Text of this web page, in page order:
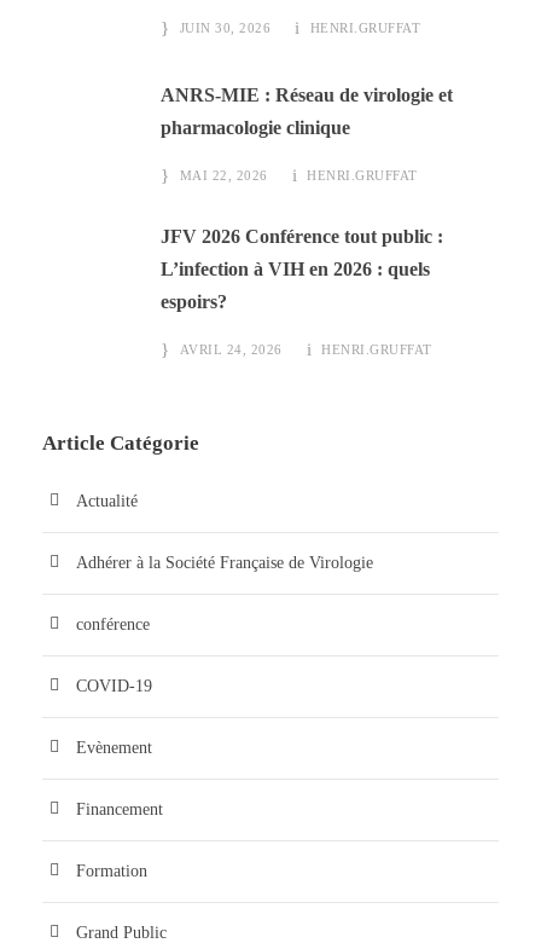
JUIN 30, 2026 HENRI.GRUFFAT
ANRS-MIE : Réseau de virologie et
pharmacologie clinique
MAI 22, 2026 HENRI.GRUFFAT
JFV 2026 Conférence tout public :
L’infection à VIH en 2026 : quels
espoirs?
AVRIL 24, 2026 HENRI.GRUFFAT
Article Catégorie
Actualité
Adhérer à la Société Française de Virologie
conférence
COVID-19
Evènement
Financement
Formation
Grand Public